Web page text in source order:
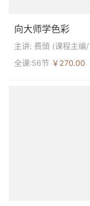
向大师学色彩
主讲: 费頭 (课程主编
全课:56节 ￥270.00